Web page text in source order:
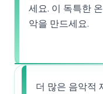
세요. 이 독특한
악을 만드세요.
더 많은 음악적